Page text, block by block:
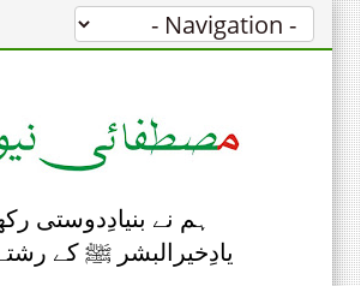
ہم نے بنیادِدوستی
یادِخیرالبشر ﷺ کے